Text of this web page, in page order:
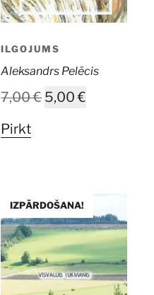
ILGOJUMS
Aleksandrs Pelēcis
7,00€Original
5,00€
Pirkt
IZPĀRDOŠANA!